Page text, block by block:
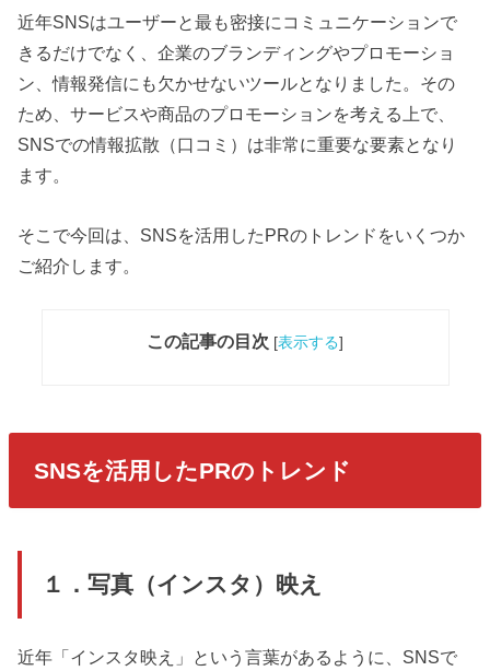
近年SNSはユーザーと最も密接にコミュニケーションで
きるだけでなく、企業のブランディングやプロモーショ
ン、情報発信にも欠かせないツールとなりました。その
ため、サービスや商品のプロモーションを考える上で、
SNSでの情報拡散（口コミ）は非常に重要な要素となり
ます。
そこで今回は、SNSを活用したPRのトレンドをいくつか
ご紹介します。
この記事の目次 [表示する]
SNSを活用したPRのトレンド
１．写真（インスタ）映え
近年「インスタ映え」という言葉があるように、SNSで